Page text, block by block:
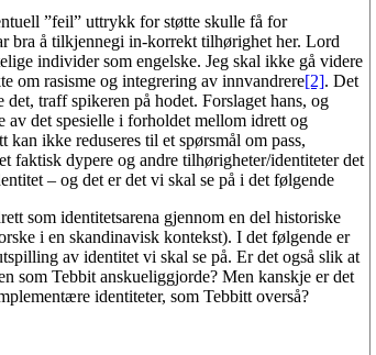
”feil” uttrykk for støtte skulle få for
bra å tilkjennegi in-korrekt tilhørighet her. Lord
individer som engelske. Jeg skal ikke gå videre
om rasisme og integrering av innvandrere[2]. Det
traff spikeren på hodet. Forslaget hans, og
det spesielle i forholdet mellom idrett og
ikke reduseres til et spørsmål om pass,
faktisk dypere og andre tilhørigheter/identiteter det
– og det er det vi skal se på i det følgende
som identitetsarena gjennom en del historiske
i en skandinavisk kontekst). I det følgende er
av identitet vi skal se på. Er det også slik at
som Tebbit anskueliggjorde? Men kanskje er det
identiteter, som Tebbitt overså?